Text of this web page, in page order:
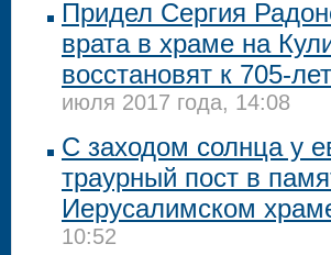
Придел Сергия
врата в храме на
восстановят к 705-
июля 2017 года, 14:08
С заходом солнца у
траурный пост в
Иерусалимском
10:52